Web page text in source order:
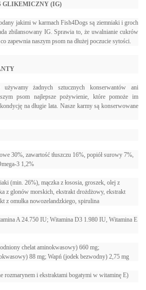
GLIKEMICZNY (IG)
jakimi w karmach Fish4Dogs są ziemniaki i groch
zbilansowany IG. Sprawia to, że uwalnianie cukrów
zapewnia naszym psom na dłużej poczucie sytości.
żadnych sztucznych konserwantów ani
psom najlepsze pożywienie, które pomoże im
na długie lata. Nasze karmy są konserwowane
30%, zawartość tłuszczu 16%, popiół surowy 7%,
3 1,2%
(min. 26%), mączka z łososia, groszek, olej z
z glonów morskich, ekstrakt drożdżowy, ekstrakt
z omułka nowozelandzkiego, spirulina
A 24.750 IU; Witamina D3 1.980 IU, Witamina E
chelat aminokwasowy) 660 mg;
88 mg; Wapń (jodek bezwodny) 2,75 mg
rozmarynem i ekstraktami bogatymi w witaminę E)